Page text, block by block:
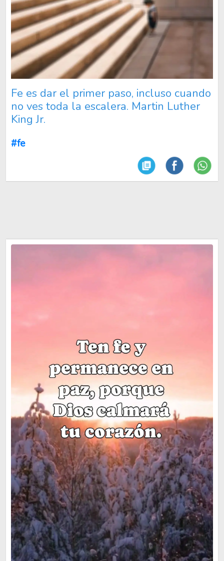
Fe es dar el primer paso, incluso cuando
no ves toda la escalera. Martin Luther
King Jr.
#fe